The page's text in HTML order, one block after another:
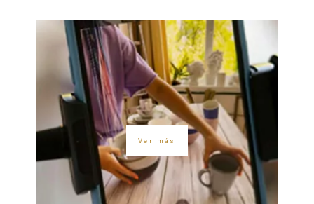
Ver más